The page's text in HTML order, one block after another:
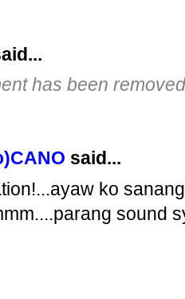
has been
said...
ko
sound